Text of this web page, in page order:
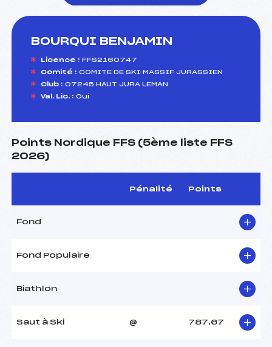
BOURQUI BENJAMIN
Licence : FFS2160747
Comité : COMITE DE SKI MASSIF JURASSIEN
Club : 07245 HAUT JURA LEMAN
Val. Lic. : Oui
Points Nordique FFS (5ème liste FFS
2026)
Pénalité Points
Fond
Fond Populaire
Biathlon
Saut à Ski @ 787.67